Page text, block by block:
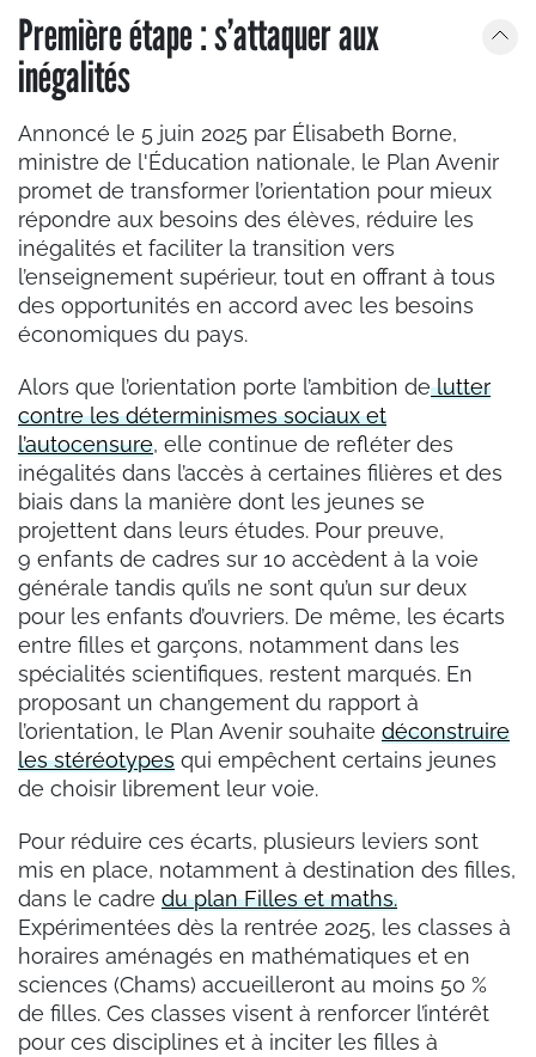
Première étape : s’attaquer aux
inégalités
Annoncé le 5 juin 2025 par Élisabeth Borne,
ministre de l'Éducation nationale, le Plan Avenir
promet de transformer l’orientation pour mieux
répondre aux besoins des élèves, réduire les
inégalités et faciliter la transition vers
l’enseignement supérieur, tout en offrant à tous
des opportunités en accord avec les besoins
économiques du pays.
Alors que l’orientation porte l’ambition delutter
contre les déterminismes sociaux et
l’autocensure, elle continue de refléter des
inégalités dans l’accès à certaines filières et des
biais dans la manière dont les jeunes se
projettent dans leurs études. Pour preuve,
9 enfants de cadres sur 10 accèdent à la voie
générale tandis qu’ils ne sont qu’un sur deux
pour les enfants d’ouvriers. De même, les écarts
entre filles et garçons, notamment dans les
spécialités scientifiques, restent marqués. En
proposant un changement du rapport à
l’orientation, le Plan Avenir souhaite déconstruire
les stéréotypes qui empêchent certains jeunes
de choisir librement leur voie.
Pour réduire ces écarts, plusieurs leviers sont
mis en place, notamment à destination des filles,
dans le cadre du plan Filles et maths.
Expérimentées dès la rentrée 2025, les classes à
horaires aménagés en mathématiques et en
sciences (Chams) accueilleront au moins 50 %
de filles. Ces classes visent à renforcer l’intérêt
pour ces disciplines et à inciter les filles à